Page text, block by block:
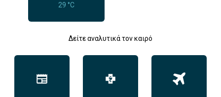
29 °C
Δείτε αναλυτικά τον καιρό